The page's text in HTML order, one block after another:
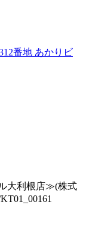
番地 あかりビ
大利根店≫(株式